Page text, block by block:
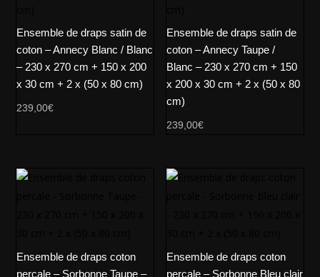
Ensemble de draps satin de
coton – Annecy Blanc / Blanc
– 230 x 270 cm + 150 x 200
x 30 cm + 2 x (50 x 80 cm)
239,00€
Ensemble de draps satin de
coton – Annecy Taupe /
Blanc – 230 x 270 cm + 150
x 200 x 30 cm + 2 x (50 x 80
cm)
239,00€
Ensemble de draps coton
percale – Sorbonne Taupe –
Ensemble de draps coton
percale – Sorbonne Bleu clair